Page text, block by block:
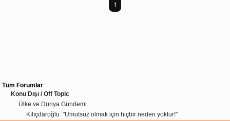
1
Tüm Forumlar
Konu Dışı / Off Topic
Ülke ve Dünya Gündemi
Kılıçdaroğlu: "Umutsuz olmak için hiçbir neden yoktur!"